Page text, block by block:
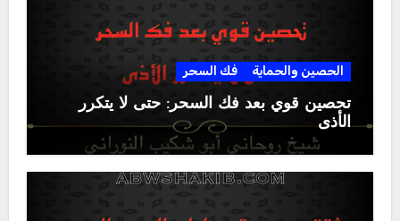
الحصين والحماية فك السحر
تحصين قوي بعد فك السحر: حتى لا يتكرر
الأذى